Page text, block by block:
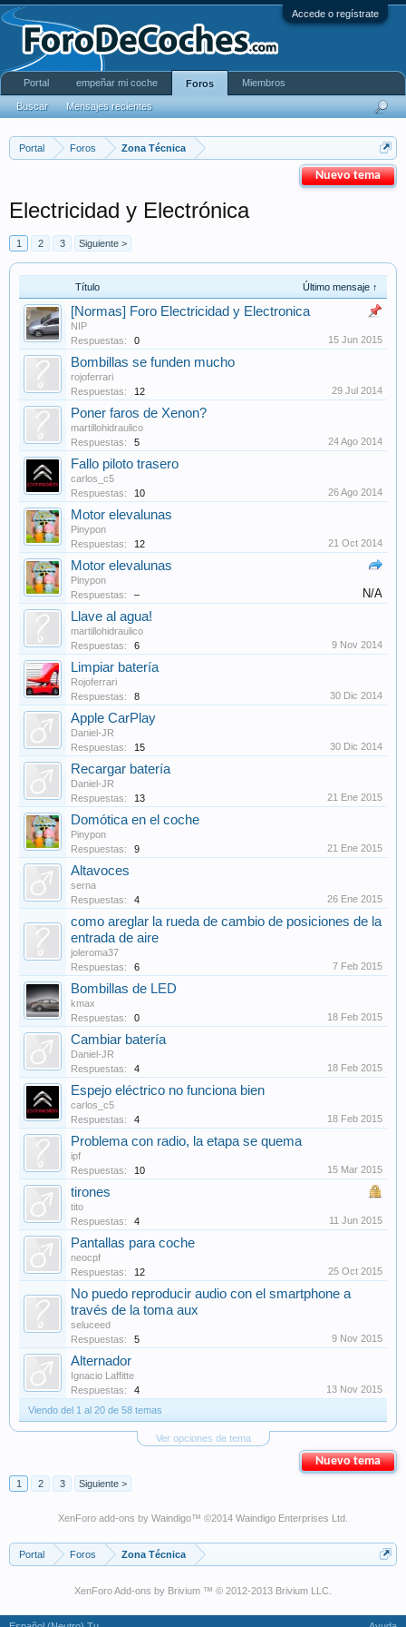
Accede o regístrate
Nuevo tema
Portal Foros Zona Técnica
Electricidad y Electrónica
1 2 3 Siguiente >
Título Último mensaje ↑
[Normas] Foro Electricidad y Electronica
NIP
Respuestas:
0 15 Jun 2015
Bombillas se funden mucho
rojoferrari
Respuestas:
12 29 Jul 2014
Poner faros de Xenon?
martillohidraulico
Respuestas:
5 24 Ago 2014
Fallo piloto trasero
carlos_c5
Respuestas:
10 26 Ago 2014
Motor elevalunas
Pinypon
Respuestas:
12 21 Oct 2014
Motor elevalunas
Pinypon
Respuestas:
– N/A
Llave al agua!
martillohidraulico
Respuestas:
6 9 Nov 2014
Limpiar batería
Rojoferrari
Respuestas:
8 30 Dic 2014
Apple CarPlay
Daniel-JR
Respuestas:
15 30 Dic 2014
Recargar batería
Daniel-JR
Respuestas:
13 21 Ene 2015
Domótica en el coche
Pinypon
Respuestas:
9 21 Ene 2015
Altavoces
serna
Respuestas:
4 26 Ene 2015
como areglar la rueda de cambio de posiciones de la
entrada de aire
joleroma37
Respuestas:
6 7 Feb 2015
Bombillas de LED
kmax
Respuestas:
0 18 Feb 2015
Cambiar batería
Daniel-JR
Respuestas:
4 18 Feb 2015
Espejo eléctrico no funciona bien
carlos_c5
Respuestas:
4 18 Feb 2015
Problema con radio, la etapa se quema
ipf
Respuestas:
10 15 Mar 2015
tirones
tito
Respuestas:
4 11 Jun 2015
Pantallas para coche
neocpf
Respuestas:
12 25 Oct 2015
No puedo reproducir audio con el smartphone a
través de la toma aux
seluceed
Respuestas:
5 9 Nov 2015
Alternador
Ignacio Laffitte
Respuestas:
4
13 Nov 2015
Viendo del 1 al 20 de 58 temas
Ver opciones de tema
Nuevo tema
1 2 3 Siguiente >
XenForo add-ons by Waindigo™ ©2014 Waindigo Enterprises Ltd
Portal Foros Zona Técnica
XenForo Add-ons by Brivium ™ © 2012-2013 Brivium LLC.
Portal empeñar mi coche Foros
Buscar Mensajes recientes
Miembros